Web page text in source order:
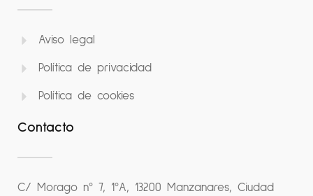
Aviso legal
Política de privacidad
Política de cookies
Contacto
C/ Morago nº 7, 1ºA, 13200 Manzanares, Ciudad